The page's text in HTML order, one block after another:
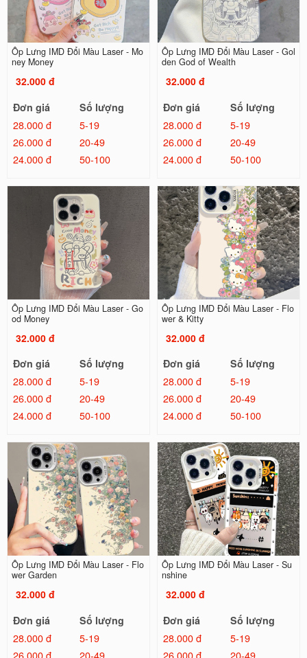
Ốp Lưng IMD Đổi Màu Laser - Mo
ney Money
32.000 đ
Đơn giá
Số lượng
28.000 đ
5-19
26.000 đ
20-49
24.000 đ
50-100
Ốp Lưng IMD Đổi Màu Laser - Gol
den God of Wealth
32.000 đ
Đơn giá
Số lượng
28.000 đ
5-19
26.000 đ
20-49
24.000 đ
50-100
Ốp Lưng IMD Đổi Màu Laser - Go
od Money
32.000 đ
Đơn giá
Số lượng
28.000 đ
5-19
26.000 đ
20-49
24.000 đ
50-100
Ốp Lưng IMD Đổi Màu Laser - Flo
wer & Kitty
32.000 đ
Đơn giá
Số lượng
28.000 đ
5-19
26.000 đ
20-49
24.000 đ
50-100
Ốp Lưng IMD Đổi Màu Laser - Flo
wer Garden
32.000 đ
Đơn giá
Số lượng
28.000 đ
5-19
26.000 đ
20-49
Ốp Lưng IMD Đổi Màu Laser - Su
nshine
32.000 đ
Đơn giá
Số lượng
28.000 đ
5-19
26.000 đ
20-49